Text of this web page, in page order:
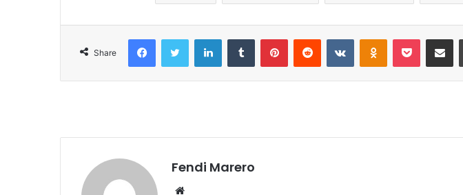
Share
FacebookTwitter LinkedIn Tumblr PinterestReddit VKontakteOdnoklassniki
Pocket
Fendi Marero